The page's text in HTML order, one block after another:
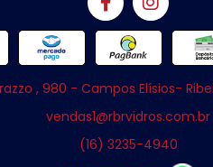
, 980 - Campos Elísios-
vendas1@rbrvidros.com.br
(16) 3235-4940